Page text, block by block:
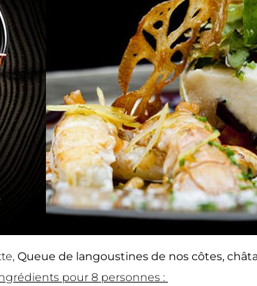
Queue de langoustines de nos côtes,
pour 8 personnes :